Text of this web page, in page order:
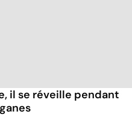
il se réveille pendant